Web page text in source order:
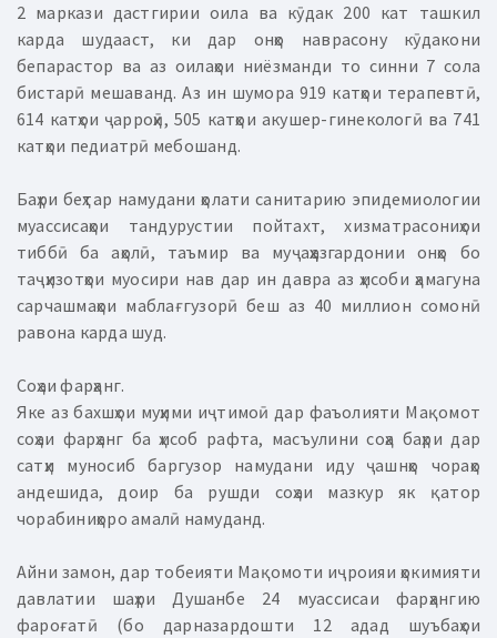
2 маркази дастгирии оила ва кӯдак 200 кат ташкил
карда шудааст, ки дар онҳо наврасону кӯдакони
бепарастор ва аз оилаҳои ниёзманди то синни 7 сола
бистарӣ мешаванд. Аз ин шумора 919 катҳои терапевтӣ,
614 катҳои ҷарроҳӣ, 505 катҳои акушер-гинекологӣ ва 741
катҳои педиатрӣ мебошанд.
Баҳри беҳтар намудани ҳолати санитарию эпидемиологии
муассисаҳои тандурустии пойтахт, хизматрасониҳои
тиббӣ ба аҳолӣ, таъмир ва муҷаҳҳазгардонии онҳо бо
таҷҳизотҳои муосири нав дар ин давра аз ҳисоби ҳамагуна
сарчашмаҳои маблағгузорӣ беш аз 40 миллион сомонӣ
равона карда шуд.
Соҳаи фарҳанг.
Яке аз бахшҳои муҳими иҷтимоӣ дар фаъолияти Мақомот
соҳаи фарҳанг ба ҳисоб рафта, масъулини соҳа баҳри дар
сатҳи муносиб баргузор намудани иду ҷашнҳо чораҳо
андешида, доир ба рушди соҳаи мазкур як қатор
чорабиниҳоро амалӣ намуданд.
Айни замон, дар тобеияти Мақомоти иҷроияи ҳокимияти
давлатии шаҳри Душанбе 24 муассисаи фарҳангию
фароғатӣ (бо дарназардошти 12 адад шуъбаҳои